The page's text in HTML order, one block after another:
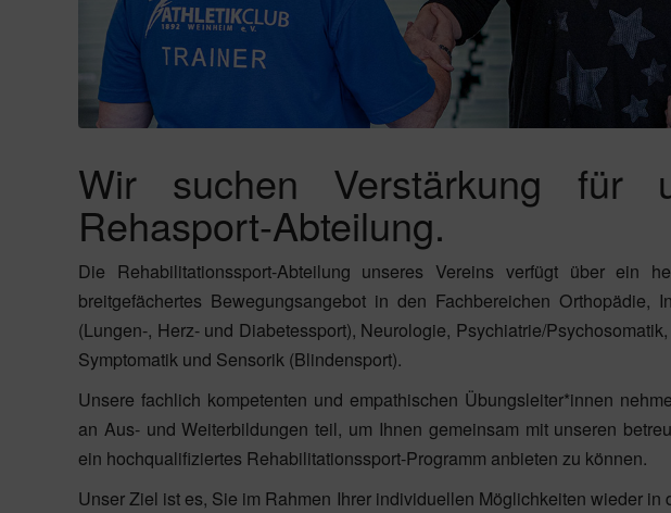
Wir suchen Verstärkung für
Rehasport-Abteilung.
Die Rehabilitationssport-Abteilung unseres Vereins verfügt über ein
breitgefächertes Bewegungsangebot in den Fachbereichen Orthopädie,
(Lungen-, Herz- und Diabetessport), Neurologie, Psychiatrie/
Symptomatik und Sensorik (Blindensport).
Unsere fachlich kompetenten und empathischen Übungsleiter*innen
an Aus- und Weiterbildungen teil, um Ihnen gemeinsam mit unseren
ein hochqualifiziertes Rehabilitationssport-Programm anbieten zu können.
Unser Ziel ist es, Sie im Rahmen Ihrer individuellen Möglichkeiten wieder in